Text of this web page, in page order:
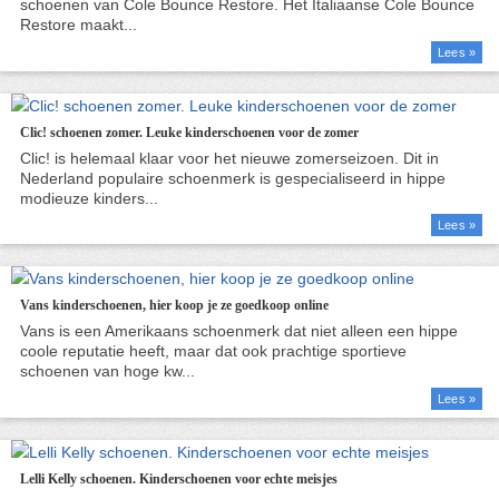
Lees »
Clic! schoenen zomer. Leuke kinderschoenen voor de zomer
Lees »
Vans kinderschoenen, hier koop je ze goedkoop online
Lees »
Lelli Kelly schoenen. Kinderschoenen voor echte meisjes